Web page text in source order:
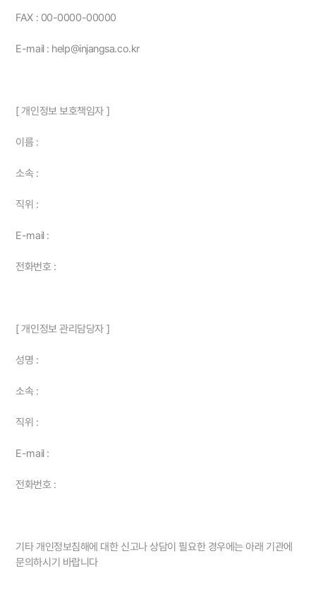
FAX : 00-0000-00000
E-mail : help@injangsa.co.kr
[ 개인정보 보호책임자 ]
이름 :
소속 :
직위 :
E-mail :
전화번호 :
[ 개인정보 관리담당자 ]
성명 :
소속 :
직위 :
E-mail :
전화번호 :
기타 개인정보침해에 대한 신고나 상담이 필요한 경우에는 아래 기관에
문의하시기 바랍니다